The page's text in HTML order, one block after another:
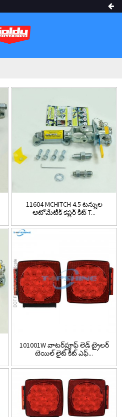
11604 MCHITCH 4.5 టన్నుల
ఆటోమేటిక్ కప్లర్ కిట్ T...
101001W వాటర్‌ప్రూఫ్ లెడ్ ట్రైలర్
టెయిల్ లైట్ కిట్ ఎఫ్...